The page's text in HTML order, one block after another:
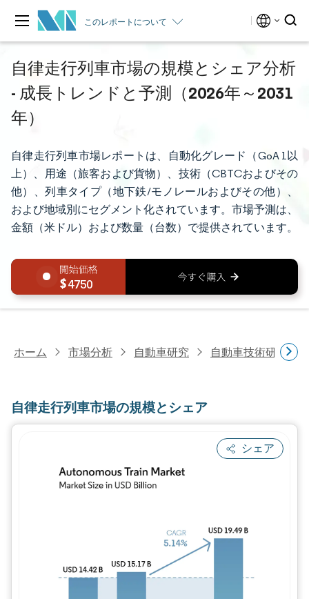
このレポートについて
自律走行列車市場の規模とシェア分析
- 成長トレンドと予測（2026年～2031
年）
自律走行列車市場レポートは、自動化グレード（GoA 1以
上）、用途（旅客および貨物）、技術（CBTCおよびその
他）、列車タイプ（地下鉄/モノレールおよびその他）、
および地域別にセグメント化されています。市場予測は、
金額（米ドル）および数量（台数）で提供されています。
4750
ホーム 市場分析 自動車研究 自動車技術研究
自律走行列車市場の規模とシェア
シェア